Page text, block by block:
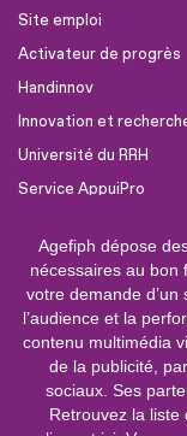
Agefiph dépose
nécessaires au bon
votre demande
l’audience et la
contenu multimédia
de la publicité,
sociaux. Ses
Retrouvez la liste
Site emploi
Activateur de progrès
Handinnov
Innovation et
Université du RRH
Service AppuiPro
Nous suivre
Youtube
Linkedin
Facebook